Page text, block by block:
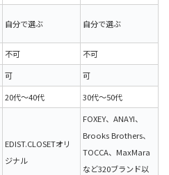
自分で選ぶ 自分で選ぶ
不可
不可
可
可
20代〜40代 30代〜50代
EDIST.CLOSETオリ
ジナル
FOXEY、ANAYI、
Brooks Brothers、
TOCCA、MaxMara
など320ブランド以